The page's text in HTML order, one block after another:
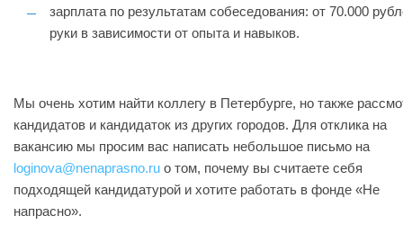
зарплата по результатам собеседования: от 70.000
руки в зависимости от опыта и навыков.
Мы очень хотим найти коллегу в Петербурге, но также
кандидатов и кандидаток из других городов. Для отклика на
вакансию мы просим вас написать небольшое письмо на
loginova@nenaprasno.ru о том, почему вы считаете себя
подходящей кандидатурой и хотите работать в фонде «Не
напрасно».